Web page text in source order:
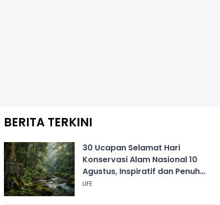
BERITA TERKINI
30 Ucapan Selamat Hari
Konservasi Alam Nasional 10
Agustus, Inspiratif dan Penuh
Pesan
LIFE